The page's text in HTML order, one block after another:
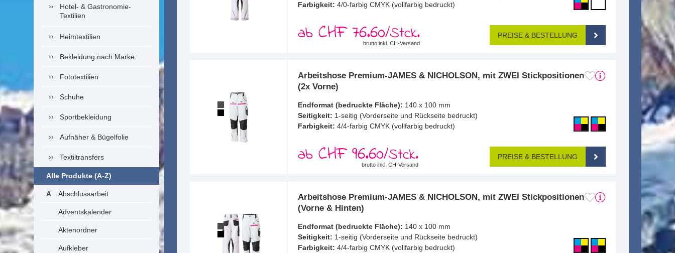
Hotel- & Gastronomie-
Textilien
Heimtextilien
Bekleidung nach Marke
Fototextilien
Schuhe
Sportbekleidung
Aufnäher & Bügelfolie
Textiltransfers
Alle Produkte (A-Z)
Abschlussarbeit
Adventskalender
Aktenordner
Aufkleber
Farbigkeit: 4/0-farbig CMYK (vollfarbig bedruckt)
ab CHF 76.60/Stck.
brutto inkl. CH-Versand
PREISE & BESTELLUNG
Arbeitshose Premium-JAMES & NICHOLSON, mit ZWEI Stickpositionen
(2x Vorne)
Endformat (bedruckte Fläche): 140 x 100 mm
Seitigkeit: 1-seitig (Vorderseite und Rückseite bedruckt)
Farbigkeit: 4/4-farbig CMYK (vollfarbig bedruckt)
ab CHF 96.60/Stck.
brutto inkl. CH-Versand
PREISE & BESTELLUNG
Arbeitshose Premium-JAMES & NICHOLSON, mit ZWEI Stickpositionen
(Vorne & Hinten)
Endformat (bedruckte Fläche): 140 x 100 mm
Seitigkeit: 1-seitig (Vorderseite und Rückseite bedruckt)
Farbigkeit: 4/4-farbig CMYK (vollfarbig bedruckt)